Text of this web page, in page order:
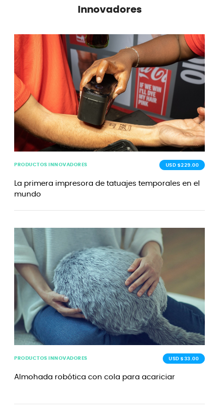
Innovadores
PRODUCTOS INNOVADORES USD $229.00
La primera impresora de tatuajes temporales en el
mundo
PRODUCTOS INNOVADORES USD $33.00
Almohada robótica con cola para acariciar